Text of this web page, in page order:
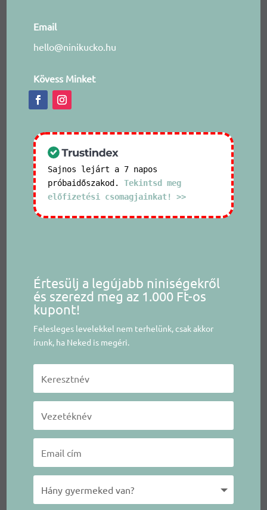
Email
hello@ninikucko.hu
Kövess Minket
Sajnos lejárt a 7 napos
próbaidőszakod. Tekintsd meg
előfizetési csomagjainkat! >>
Értesülj a legújabb niniségekről
és szerezd meg az 1.000 Ft-os
kupont!
Felesleges levelekkel nem terhelünk, csak akkor
írunk, ha Neked is megéri.